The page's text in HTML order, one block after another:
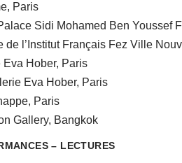
Paris
Sidi Mohamed Ben Youssef
de l’Institut Français Fez Ville
Eva Hober, Paris
Eva Hober, Paris
Paris
Gallery, Bangkok
– LECTURES